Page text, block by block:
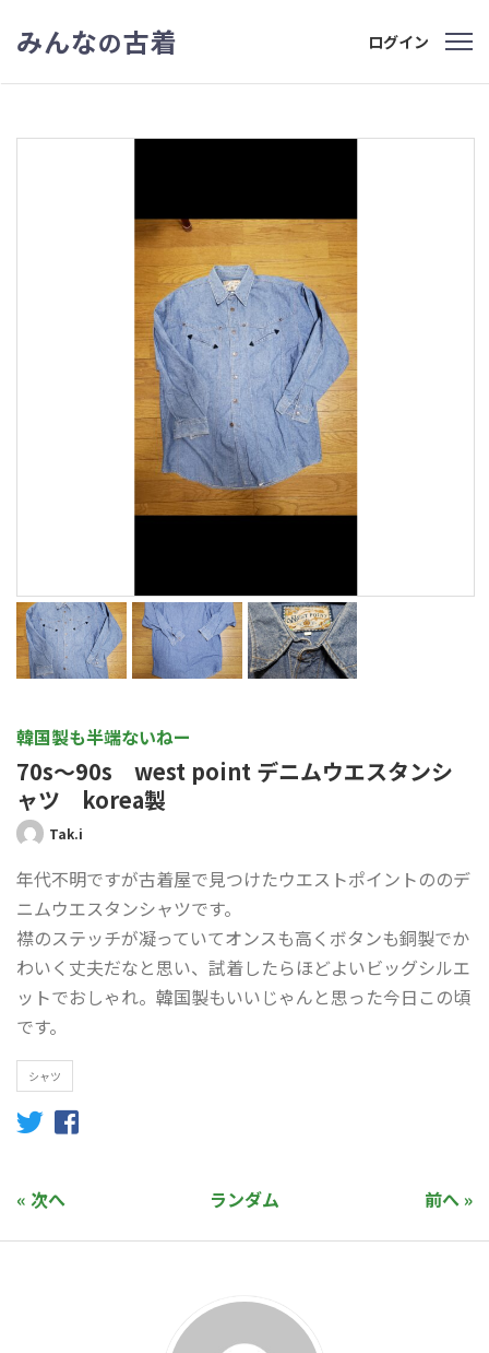
みんなの古着 ログイン
韓国製も半端ないねー
70s～90s west point デニムウエスタンシ
ャツ korea製
Tak.i
年代不明ですが古着屋で見つけたウエストポイントののデ
ニムウエスタンシャツです。
襟のステッチが凝っていてオンスも高くボタンも銅製でか
わいく丈夫だなと思い、試着したらほどよいビッグシルエ
ットでおしゃれ。韓国製もいいじゃんと思った今日この頃
です。
シャツ
« 次へ 前へ »
ランダム